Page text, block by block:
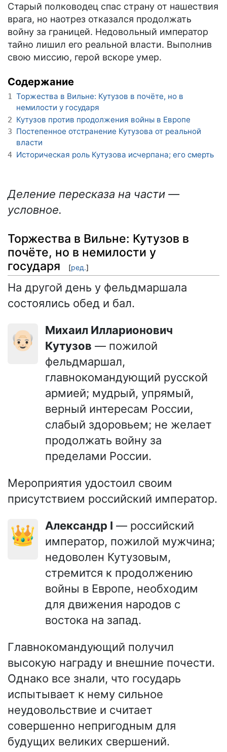
Старый полководец спас страну от нашествия
врага, но наотрез отказался продолжать
войну за границей. Недовольный император
тайно лишил его реальной власти. Выполнив
свою миссию, герой вскоре умер.
Содержание
1 Торжества в Вильне: Кутузов в почёте, но в
немилости у государя
2 Кутузов против продолжения войны в Европе
3 Постепенное отстранение Кутузова от реальной
власти
4 Историческая роль Кутузова исчерпана; его смерть
Деление пересказа на части —
условное.
Торжества в Вильне: Кутузов в
почёте, но в немилости у
государя
[ред.]
На другой день у фельдмаршала
состоялись обед и бал.
👴🏻
Михаил Илларионович
Кутузов — пожилой
фельдмаршал,
главнокомандующий русской
армией; мудрый, упрямый,
верный интересам России,
слабый здоровьем; не желает
продолжать войну за
пределами России.
Мероприятия удостоил своим
присутствием российский император.
👑 Александр I — российский
император, пожилой мужчина;
недоволен Кутузовым,
стремится к продолжению
войны в Европе, необходим
для движения народов с
востока на запад.
Главнокомандующий получил
высокую награду и внешние почести.
Однако все знали, что государь
испытывает к нему сильное
неудовольствие и считает
совершенно непригодным для
будущих великих свершений.